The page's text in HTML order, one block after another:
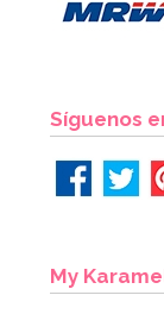
Síguenos
My